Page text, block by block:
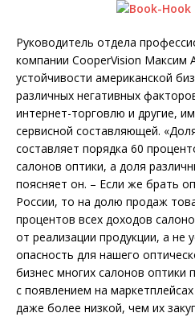
Руководитель отдела
компании CooperVision Максим
устойчивости американской
различных негативных
интернет-торговлю и другие,
сервисной составляющей.
составляет порядка 60
салонов оптики, а доля
поясняет он. – Если же брать
России, то на долю продаж
процентов всех доходов
от реализации продукции, а не
опасность для нашего
бизнес многих салонов оптики
с появлением на
даже более низкой, чем их